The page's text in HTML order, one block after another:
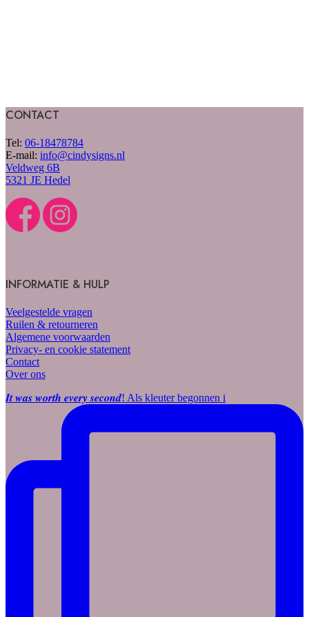
CONTACT
Tel: 06-18478784
E-mail: info@cindysigns.nl
Veldweg 6B
5321 JE Hedel
INFORMATIE & HULP
Veelgestelde vragen
Ruilen & retourneren
Algemene voorwaarden
Privacy- en cookie statement
Contact
Over ons
𝑰𝒕 𝒘𝒂𝒔 𝒘𝒐𝒓𝒕𝒉 𝒆𝒗𝒆𝒓𝒚 𝒔𝒆𝒄𝒐𝒏𝒅! Als kleuter begonnen i